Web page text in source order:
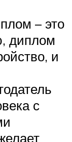
– это
диплом
и
с